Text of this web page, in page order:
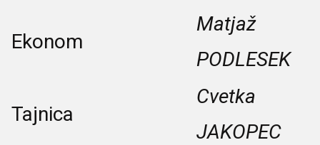
Ekonom
Matjaž
PODLESEK
Tajnica
Cvetka
JAKOPEC